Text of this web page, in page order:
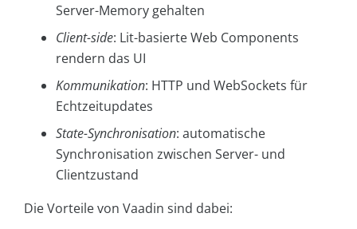
Server-Memory gehalten
Client-side: Lit-basierte Web Components
rendern das UI
Kommunikation: HTTP und WebSockets für
Echtzeitupdates
State-Synchronisation: automatische
Synchronisation zwischen Server- und
Clientzustand
Die Vorteile von Vaadin sind dabei: